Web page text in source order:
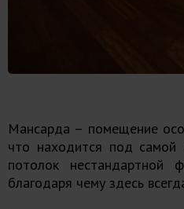
Мансарда – помещение
что находится под
потолок
благодаря чему здесь